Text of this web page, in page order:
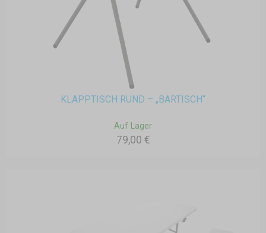
KLAPPTISCH RUND – „BARTISCH“
Auf Lager
79,00 €